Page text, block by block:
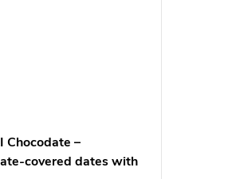
Chocodate –
covered dates with